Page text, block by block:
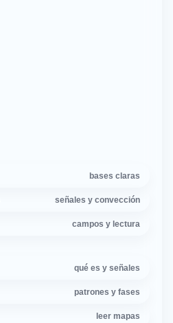
bases claras
señales y convección
campos y lectura
qué es y señales
patrones y fases
leer mapas